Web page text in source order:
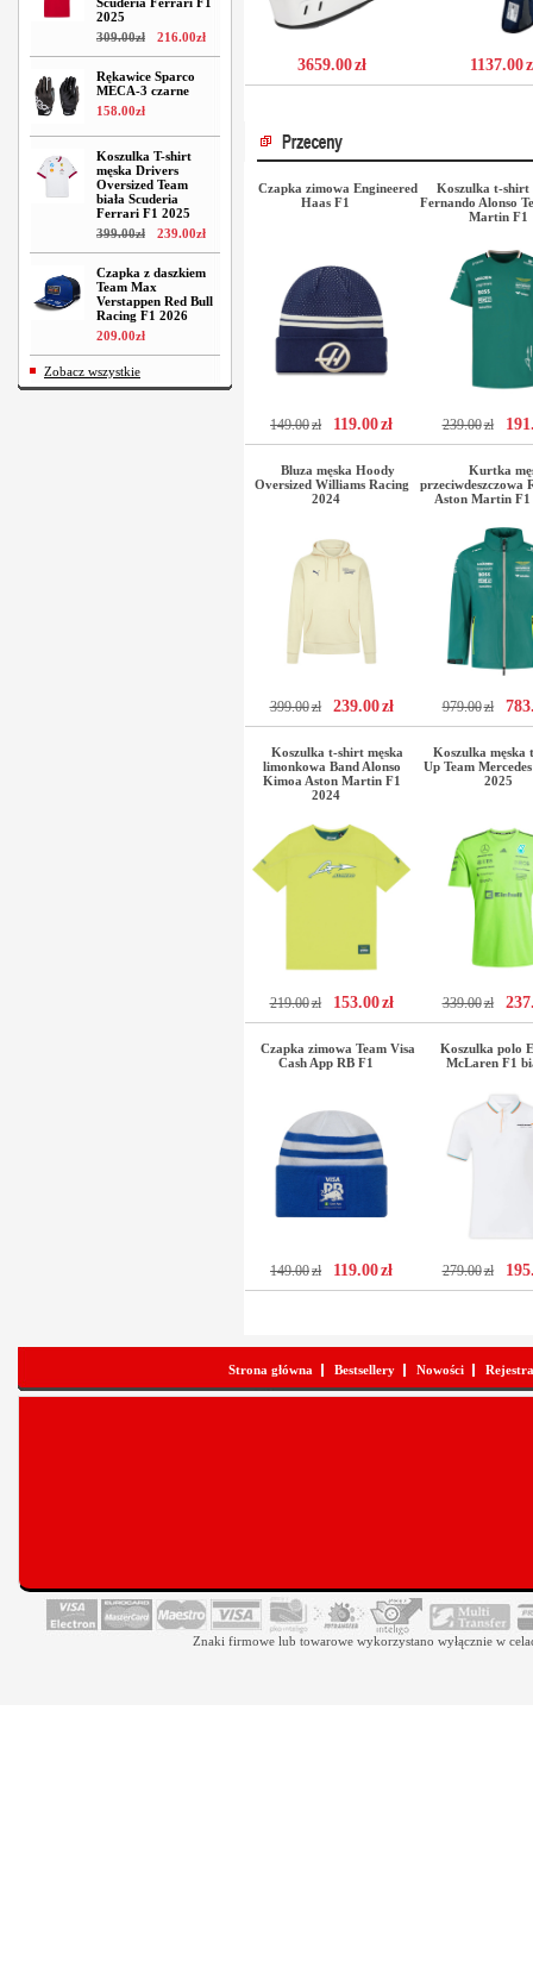
2025
309.00zł 216.00zł
Rękawice Sparco
MECA-3 czarne
158.00zł
Koszulka T-shirt
męska Drivers
Oversized Team
biała Scuderia
Ferrari F1 2025
399.00zł 239.00zł
Czapka z daszkiem
Team Max
Verstappen Red Bull
Racing F1 2026
209.00zł
Zobacz wszystkie
3659.00zł 1137.00
Czapka zimowa Engineered
Haas F1
149.00zł 119.00zł
Koszulka t-shirt
Fernando Alonso
Martin F1
239.00zł
Bluza męska Hoody
Oversized Williams Racing
2024
399.00zł 239.00zł
Kurtka
przeciwdeszczowa
Aston Martin F1
979.00zł
Koszulka t-shirt męska
limonkowa Band Alonso
Kimoa Aston Martin F1
2024
219.00zł 153.00zł
Koszulka męska
Up Team
2025
339.00zł
Czapka zimowa Team Visa
Cash App RB F1
149.00zł 119.00zł
Koszulka polo
McLaren F1
279.00zł
Strona główna Bestsellery Nowości
Znaki firmowe lub towarowe wykorzystano wyłącznie w